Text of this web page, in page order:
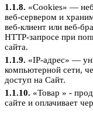
1.1.8. «Cookies» —
веб-сервером и
веб-клиент или веб-
HTTP-запросе при
сайта.
1.1.9. «IP-адрес» —
компьютерной сети,
доступ на Сайт.
1.1.10. «Товар » -
сайте и оплачивает